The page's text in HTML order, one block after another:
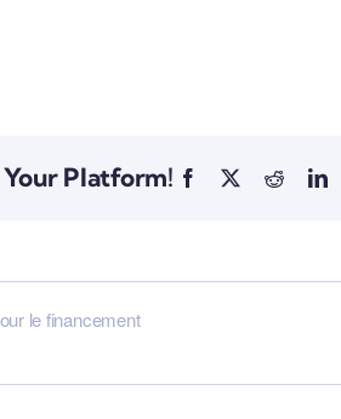
Your Platform! Facebook Reddit
le financement